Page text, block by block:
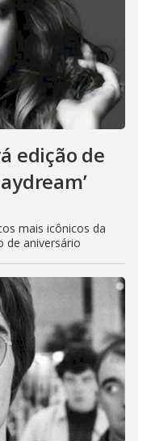
edição de
mais icônicos da
de aniversário